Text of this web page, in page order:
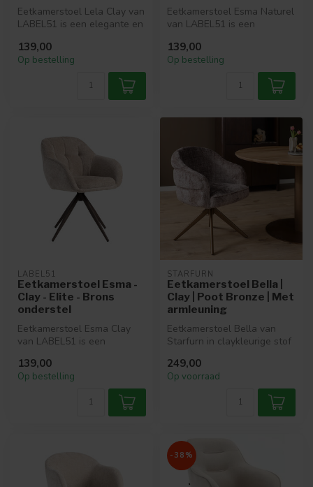
Eetkamerstoel Lela Clay van
LABEL51 is een elegante en
139,00
Op bestelling
Eetkamerstoel Esma Naturel
van LABEL51 is een
eetkamerstoel be...
139,00
Op bestelling
LABEL51
Eetkamerstoel Esma -
Clay - Elite - Brons
onderstel
Eetkamerstoel Esma Clay
van LABEL51 is een
eetkamerstoel ...
139,00
Op bestelling
STARFURN
Eetkamerstoel Bella |
Clay | Poot Bronze | Met
armleuning
Eetkamerstoel Bella van
Starfurn in claykleurige stof
249,00
Op voorraad
-38%